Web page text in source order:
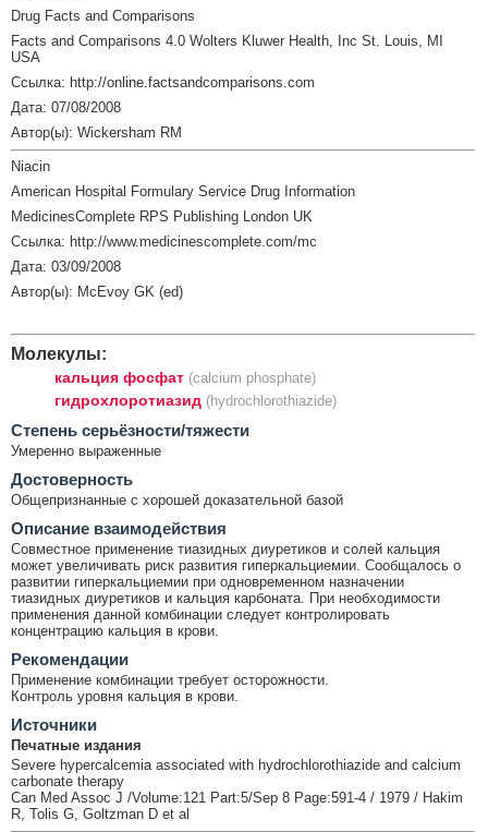
Drug Facts and Comparisons
Facts and Comparisons 4.0 Wolters Kluwer Health, Inc St. Louis, MI
USA
Ссылка: http://online.factsandcomparisons.com
Дата: 07/08/2008
Автор(ы): Wickersham RM
Niacin
American Hospital Formulary Service Drug Information
MedicinesComplete RPS Publishing London UK
Ссылка: http://www.medicinescomplete.com/mc
Дата: 03/09/2008
Автор(ы): McEvoy GK (ed)
Молекулы:
кальция фосфат (calcium phosphate)
гидрохлоротиазид (hydrochlorothiazide)
Cтепень серьёзности/тяжести
Умеренно выраженные
Достоверность
Общепризнанные с хорошей доказательной базой
Описание взаимодействия
Совместное применение тиазидных диуретиков и солей кальция
может увеличивать риск развития гиперкальциемии. Сообщалось о
развитии гиперкальциемии при одновременном назначении
тиазидных диуретиков и кальция карбоната. При необходимости
применения данной комбинации следует контролировать
концентрацию кальция в крови.
Рекомендации
Применение комбинации требует осторожности.
Контроль уровня кальция в крови.
Источники
Печатные издания
Severe hypercalcemia associated with hydrochlorothiazide and calcium
carbonate therapy
Can Med Assoc J /Volume:121 Part:5/Sep 8 Page:591-4 / 1979 / Hakim
R, Tolis G, Goltzman D et al